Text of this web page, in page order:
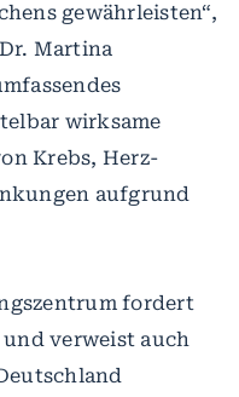
gewährleisten“,
Martina
wirksame
Krebs, Herz-
aufgrund
fordert
verweist auch